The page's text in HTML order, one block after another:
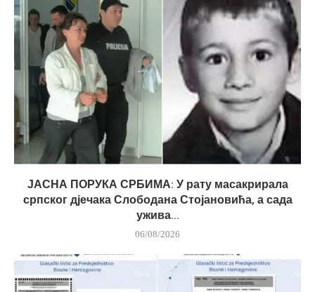
ЈАСНА ПОРУКА СРБИМА: У рату масакрирала
српског дјечака Слободана Стојановића, а сада
ужива...
06/08/2026